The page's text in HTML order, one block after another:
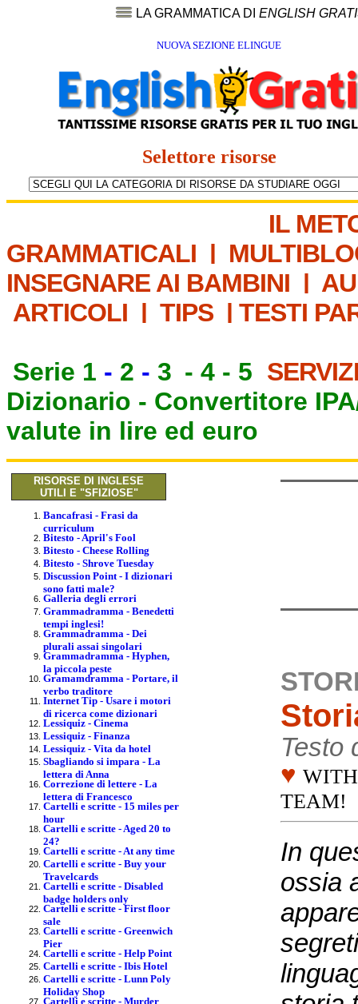
LA GRAMMATICA DI ENGLISH
NUOVA SEZIONE ELINGUE
Selettore risorse
IL
GRAMMATICALI |
INSEGNARE AI BAMBINI |
ARTICOLI | TIPS | TESTI
Serie 1 - 2 - 3 - 4 - 5
Dizionario - Convertitore
valute in lire ed euro
RISORSE DI INGLESE
UTILI E "SFIZIOSE"
Bancafrasi - Frasi da
curriculum
Bitesto - April's Fool
Bitesto - Cheese Rolling
Bitesto - Shrove Tuesday
Discussion Point - I dizionari
sono fatti male?
Galleria degli errori
Grammadramma - Benedetti
tempi inglesi!
Grammadramma - Dei
plurali assai singolari
Grammadramma - Hyphen,
la piccola peste
Gramamdramma - Portare, il
verbo traditore
Internet Tip - Usare i motori
di ricerca come dizionari
Lessiquiz - Cinema
Lessiquiz - Finanza
Lessiquiz - Vita da hotel
Sbagliando si impara - La
lettera di Anna
Correzione di lettere - La
lettera di Francesco
Cartelli e scritte - 15 miles per
hour
Cartelli e scritte - Aged 20 to
24?
Cartelli e scritte - At any time
Cartelli e scritte - Buy your
Travelcards
Cartelli e scritte - Disabled
badge holders only
Cartelli e scritte - First floor
sale
Cartelli e scritte - Greenwich
Pier
Cartelli e scritte - Help Point
Cartelli e scritte - Ibis Hotel
Cartelli e scritte - Lunn Poly
Holiday Shop
Cartelli e scritte - Murder
Testo
♥
TEAM!
In
ossia